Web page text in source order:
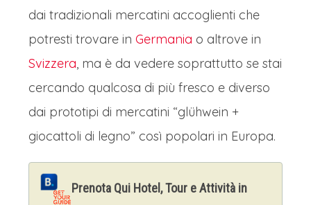
dai tradizionali mercatini accoglienti che
potresti trovare in Germania o altrove in
Svizzera, ma è da vedere soprattutto se stai
cercando qualcosa di più fresco e diverso
dai prototipi di mercatini “glühwein +
giocattoli di legno” così popolari in Europa.
Prenota Qui Hotel, Tour e Attività in